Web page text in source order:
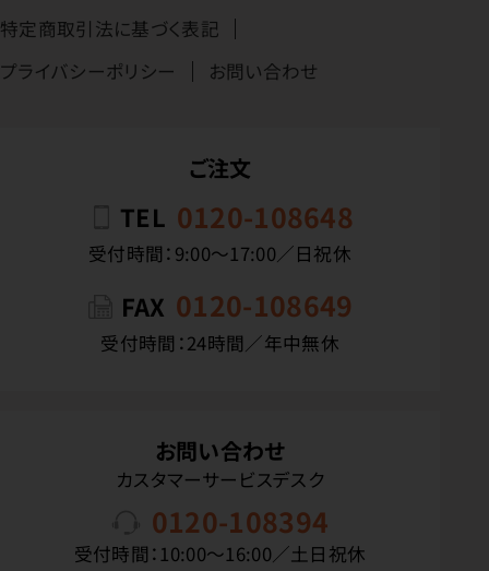
特定商取引法に基づく表記
プライバシーポリシー
お問い合わせ
ご注文
TEL 0120-108648
受付時間：9:00〜17:00／日祝休
FAX 0120-108649
受付時間：24時間／年中無休
お問い合わせ
カスタマーサービスデスク
0120-108394
受付時間：10:00〜16:00／土日祝休